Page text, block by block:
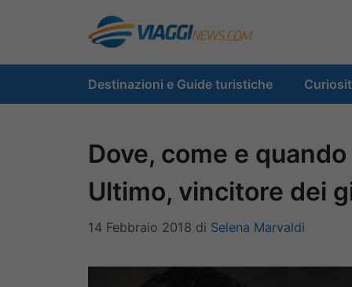
contenuto
Destinazioni e Guide turistiche
Dove, come e
Ultimo, vincitore dei
14 Febbraio 2018 di Selena Marvaldi